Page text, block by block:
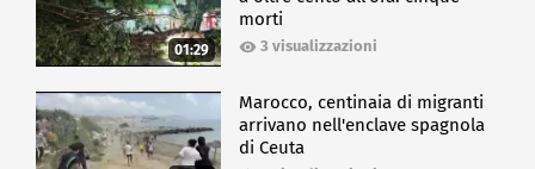
01:29
morti
3 visualizzazioni
Marocco, centinaia di migranti
arrivano nell'enclave spagnola
di Ceuta